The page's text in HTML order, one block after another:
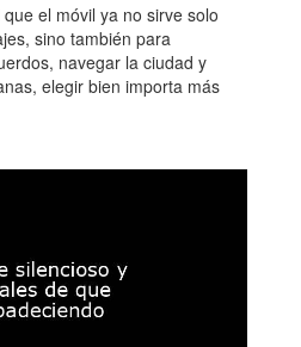
el móvil ya no sirve solo
sino también para
navegar la ciudad y
elegir bien importa más